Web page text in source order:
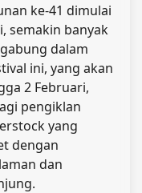
ke-41 dimulai
semakin banyak
dalam
ini, yang akan
2 Februari,
pengiklan
yang
dengan
dan